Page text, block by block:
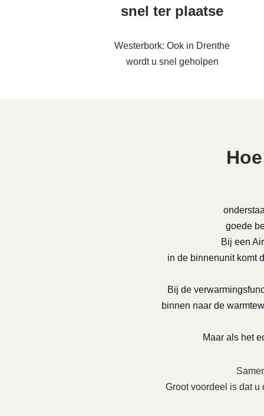
snel ter plaatse
Westerbork: Ook in Drenthe
wordt u snel geholpen
goede
Bij een
in de binnenunit komt
Bij de
binnen naar de
Maar als het
Groot voordeel is dat